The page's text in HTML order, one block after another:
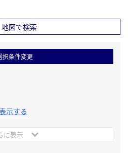
地図で検索
択条件変更
示する
に表示